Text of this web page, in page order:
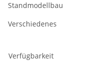
Standmodellbau
Verschiedenes
Verfügbarkeit